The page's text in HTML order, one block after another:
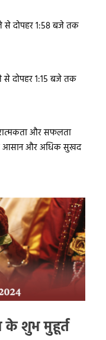
से दोपहर 1:58 बजे तक
दोपहर 1:15 बजे तक
और सफलता
आसान और अधिक सुखद
के शुभ मुहूर्त